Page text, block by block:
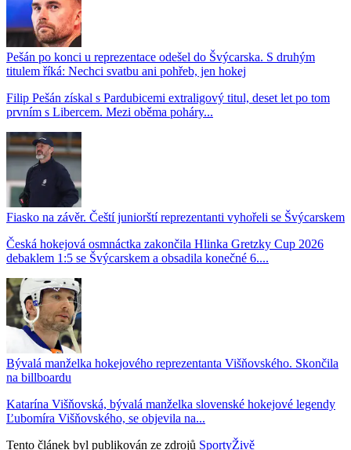
Pešán po konci u reprezentace odešel do Švýcarska. S druhým
titulem říká: Nechci svatbu ani pohřeb, jen hokej
Filip Pešán získal s Pardubicemi extraligový titul, deset let po tom
prvním s Libercem. Mezi oběma poháry...
Fiasko na závěr. Čeští juniorští reprezentanti vyhořeli se Švýcarskem
Česká hokejová osmnáctka zakončila Hlinka Gretzky Cup 2026
debaklem 1:5 se Švýcarskem a obsadila konečné 6....
Bývalá manželka hokejového reprezentanta Višňovského. Skončila
na billboardu
Katarína Višňovská, bývalá manželka slovenské hokejové legendy
Ľubomíra Višňovského, se objevila na...
Tento článek byl publikován ze zdrojů SportyŽivě